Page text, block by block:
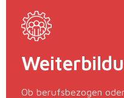
Ob berufsbezogen